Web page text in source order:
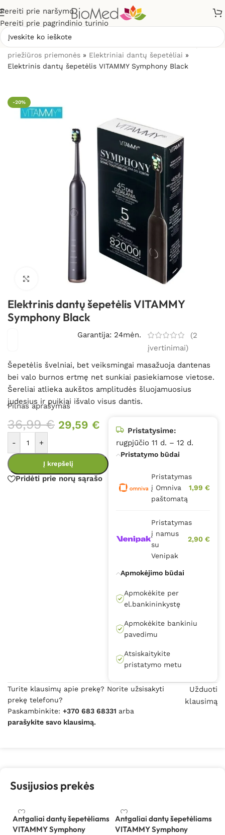
Pereiti prie naršymo
Pereiti prie pagrindinio turinio
priežiūros priemonės » Elektriniai dantų šepetėliai »
Elektrinis dantų šepetėlis VITAMMY Symphony Black
-20%
Spustelėkite, kad padidintumėte
Elektrinis dantų šepetėlis VITAMMY
Symphony Black
Garantija: 24mėn. (2
įvertinimai)
Šepetėlis švelniai, bet veiksmingai masažuoja dantenas
bei valo burnos ertmę net sunkiai pasiekiamose vietose.
Šereliai atlieka aukštos amplitudės šluojamuosius
judesius ir puikiai išvalo visus dantis.
Pilnas aprašymas
36,99€ 29,59 €
- +
Į krepšelį
Pridėti prie norų sąrašo
Pristatysime:
rugpjūčio 11 d. – 12 d.
Pristatymo būdai
Pristatymas
į Omniva
paštomatą
1,99 €
Pristatymas
į namus
su
Venipak
2,90 €
Apmokėjimo būdai
Apmokėkite per
el.bankininkystę
Apmokėkite bankiniu
pavedimu
Atsiskaitykite
pristatymo metu
Turite klausimų apie prekę? Norite užsisakyti
prekę telefonu?
Paskambinkite: +370 683 68331 arba
parašykite savo klausimą.
Užduoti
klausimą
Susijusios prekės
Antgaliai dantų šepetėliams
VITAMMY Symphony
Antgaliai dantų šepetėliams
VITAMMY Symphony